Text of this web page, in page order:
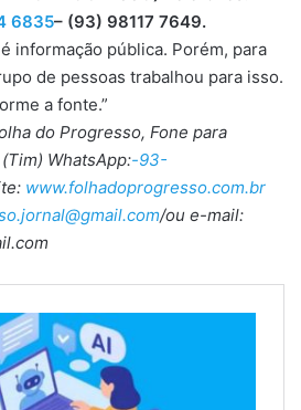
6835– (93) 98117 7649.
informação pública. Porém, para
de pessoas trabalhou para isso.
a fonte.”
do Progresso, Fone para
WhatsApp:-93-
www.folhadoprogresso.com.br
/ou e-mail: